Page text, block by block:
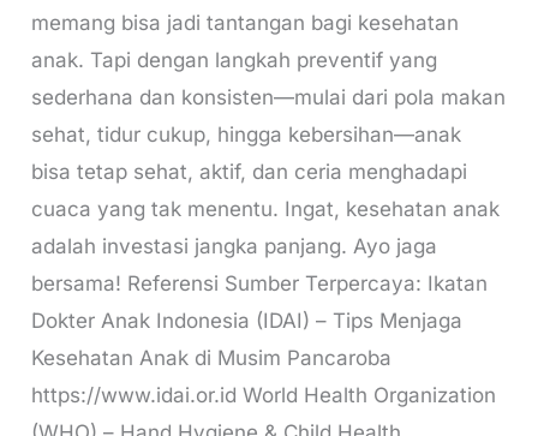
memang bisa jadi tantangan bagi kesehatan
anak. Tapi dengan langkah preventif yang
sederhana dan konsisten—mulai dari pola makan
sehat, tidur cukup, hingga kebersihan—anak
bisa tetap sehat, aktif, dan ceria menghadapi
cuaca yang tak menentu. Ingat, kesehatan anak
adalah investasi jangka panjang. Ayo jaga
bersama! Referensi Sumber Terpercaya: Ikatan
Dokter Anak Indonesia (IDAI) – Tips Menjaga
Kesehatan Anak di Musim Pancaroba
https://www.idai.or.id World Health Organization